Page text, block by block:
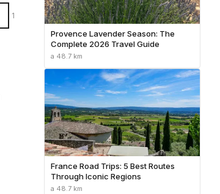
1 condivisioni
Provence Lavender Season: The
Complete 2026 Travel Guide
a 48.7 km
France Road Trips: 5 Best Routes
Through Iconic Regions
a 48.7 km